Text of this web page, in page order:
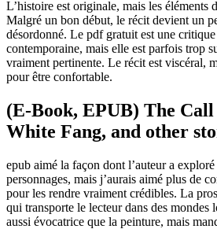
L’histoire est originale, mais les éléments
Malgré un bon début, le récit devient un
désordonné. Le pdf gratuit est une
contemporaine, mais elle est parfois trop
vraiment pertinente. Le récit est viscéral,
pour être confortable.
(E-Book, EPUB) The
White Fang, and other
epub aimé la façon dont l’auteur a
personnages, mais j’aurais aimé plus de
pour les rendre vraiment crédibles. La
qui transporte le lecteur dans des mondes
aussi évocatrice que la peinture, mais